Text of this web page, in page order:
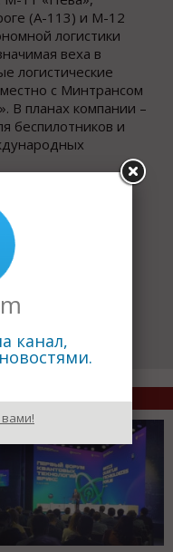
(А-113) и М-12
логистики
веха в
логистические
с Минтрансом
планах компании –
беспилотников и
канал,
вами!